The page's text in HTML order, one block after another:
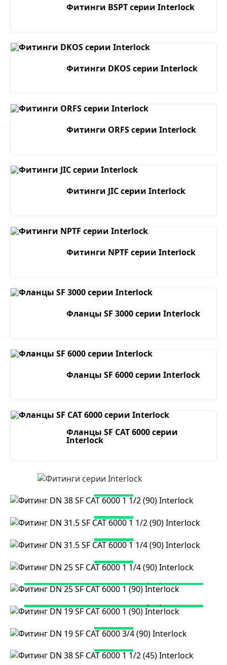
Фитинги BSPT серии Interlock
Фитинги DKOS серии Interlock
Фитинги ORFS серии Interlock
Фитинги JIC серии Interlock
Фитинги NPTF серии Interlock
Фланцы SF 3000 серии Interlock
Фланцы SF 6000 серии Interlock
Фланцы SF CAT 6000 серии
Interlock
Фитинг DN 38 SF CAT 6000 1 1/2 (90)
Фитинг DN 31.5 SF CAT 6000 1 1/2 (90)
Фитинг DN 31.5 SF CAT 6000 1 1/4 (90)
Фитинг DN 25 SF CAT 6000 1 1/4 (90)
Фитинг DN 19 SF CAT 6000 3/4 (90)
Фитинг DN 38 SF CAT 6000 1 1/2 (45)
Фитинг DN 31.5 SF CAT 6000 1 1/2 (45)
Нумерация
страниц